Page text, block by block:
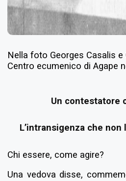
Nella foto Georges Casalis e
Centro ecumenico di Agape
Un contestatore
L’intransigenza che
Chi essere, come agire?
Una vedova disse,